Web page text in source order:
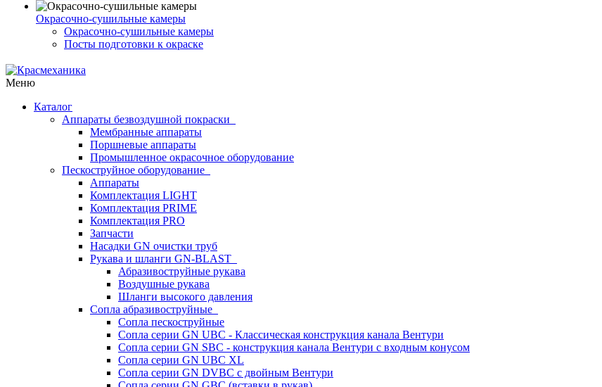
Окрасочно-сушильные камеры
Окрасочно-сушильные камеры
Посты подготовки к окраске
Меню
Каталог
Аппараты безвоздушной покраски
Мембранные аппараты
Поршневые аппараты
Промышленное окрасочное оборудование
Пескоструйное оборудование
Аппараты
Комплектация LIGHT
Комплектация PRIME
Комплектация PRO
Запчасти
Насадки GN очистки труб
Рукава и шланги GN-BLAST
Абразивоструйные рукава
Воздушные рукава
Шланги высокого давления
Сопла абразивоструйные
Сопла пескоструйные
Сопла серии GN UBC - Классическая конструкция канала Вентури
Сопла серии GN SBC - конструкция канала Вентури c входным конусом
Сопла серии GN UBC XL
Сопла серии GN DVBC с двойным Вентури